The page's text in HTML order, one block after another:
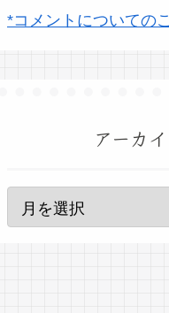
*コメントについての
アーカ